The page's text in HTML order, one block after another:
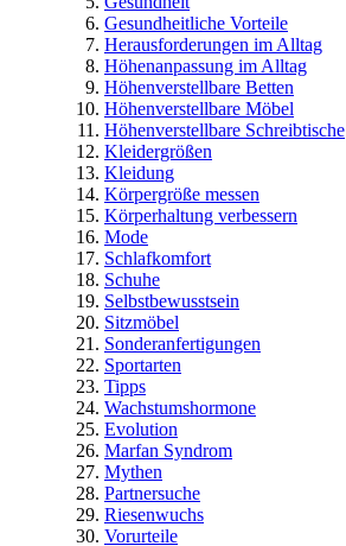
Gesundheitliche Vorteile
Herausforderungen im Alltag
Höhenanpassung im Alltag
Höhenverstellbare Betten
Höhenverstellbare Möbel
Höhenverstellbare Schreibtische
Kleidergrößen
Kleidung
Körpergröße messen
Körperhaltung verbessern
Mode
Schlafkomfort
Schuhe
Selbstbewusstsein
Sitzmöbel
Sonderanfertigungen
Sportarten
Tipps
Wachstumshormone
Evolution
Marfan Syndrom
Mythen
Partnersuche
Riesenwuchs
Vorurteile